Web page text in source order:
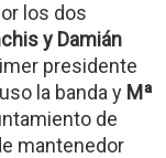
los dos
y Damián
presidente
la banda y Mª
de
mantenedor